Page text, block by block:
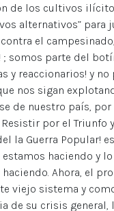
de los cultivos
alternativos” para
el campesinado,
; somos parte del
y reaccionarios! y no
nos sigan
de nuestro país, por
Resistir por el Triunfo y
la Guerra Popular!
estamos haciendo y lo
Ahora, el
viejo sistema y
de su crisis general,